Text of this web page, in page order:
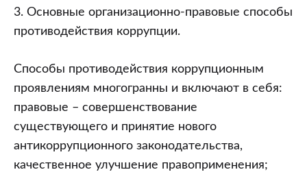
3. Основные организационно-правовые способы
противодействия коррупции.
Способы противодействия коррупционным
проявлениям многогранны и включают в себя:
правовые – совершенствование
существующего и принятие нового
антикоррупционного законодательства,
качественное улучшение правоприменения;